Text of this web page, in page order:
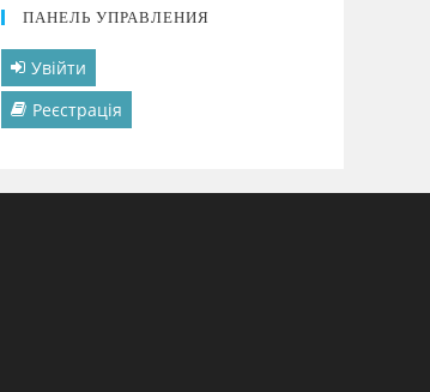
ПАНЕЛЬ УПРАВЛЕНИЯ
Увійти
Реєстрація